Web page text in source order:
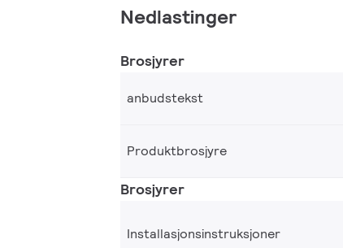
Nedlastinger
Brosjyrer
anbudstekst
Produktbrosjyre
Brosjyrer
Installasjonsinstruksjoner